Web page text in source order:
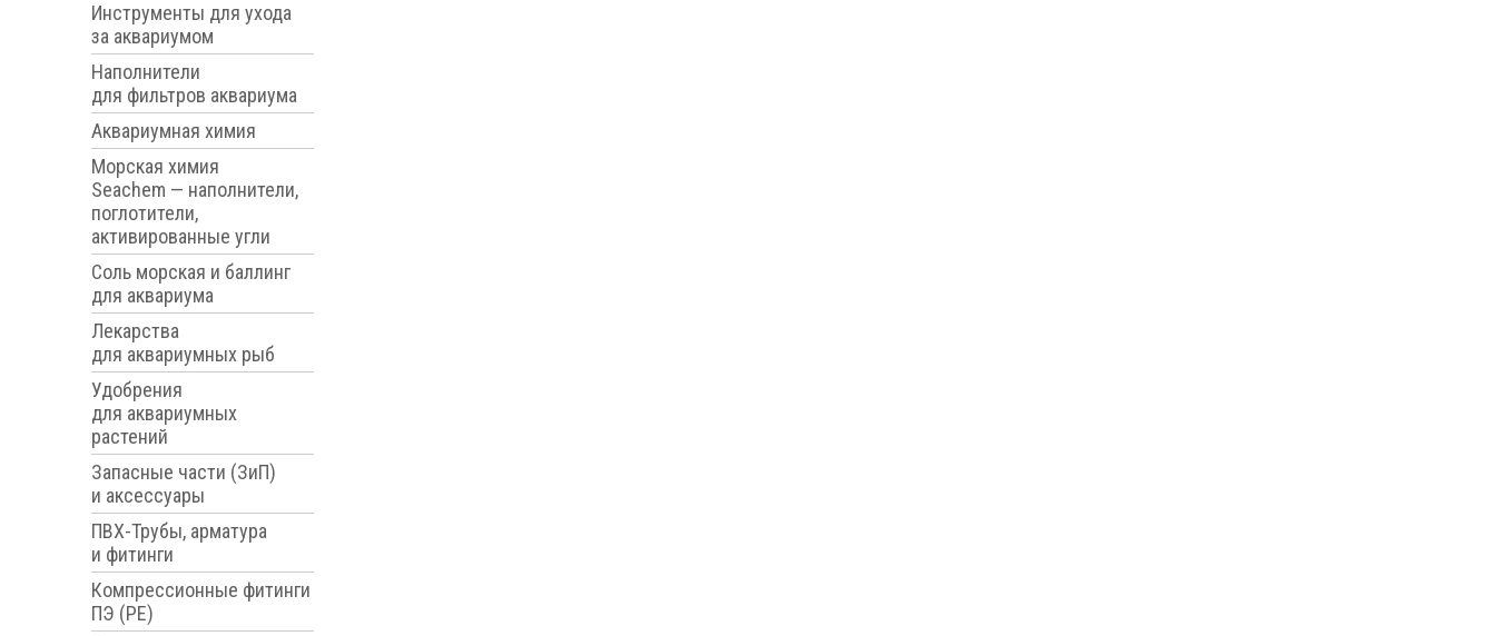
Инструменты для ухода
за аквариумом
Наполнители
для фильтров аквариума
Аквариумная химия
Морская химия
Seachem — наполнители,
поглотители,
активированные угли
Соль морская и баллинг
для аквариума
Лекарства
для аквариумных рыб
Удобрения
для аквариумных
растений
Запасные части (ЗиП)
и аксессуары
ПВХ-Трубы, арматура
и фитинги
Компрессионные фитинги
ПЭ (PE)